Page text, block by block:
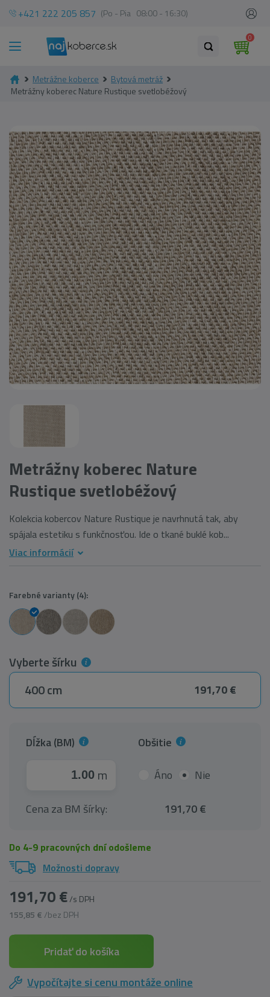
+421 222 205 857 (Po - Pia 08:00 - 16:30)
0
Metrážne koberce
Bytová metráž
Metrážny koberec Nature Rustique svetlobéžový
Metrážny koberec Nature
Rustique svetlobéžový
Kolekcia kobercov Nature Rustique je navrhnutá tak, aby
spájala estetiku s funkčnosťou. Ide o tkané buklé kob...
Viac informácií
Farebné varianty (4):
Vyberte šírku
400 cm
191,70 €
Dĺžka (BM)
m
Obšitie
Áno Nie
Cena za BM šírky: 191,70 €
Do 4-9 pracovných dní odošleme
Možnosti dopravy
191,70 €/s DPH
155,85 € /bez DPH
Pridať do košíka
Vypočítajte si cenu montáže online